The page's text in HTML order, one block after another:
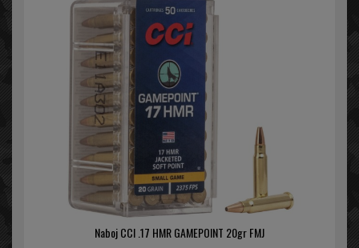
Naboj CCI .17 HMR GAMEPOINT 20gr FMJ